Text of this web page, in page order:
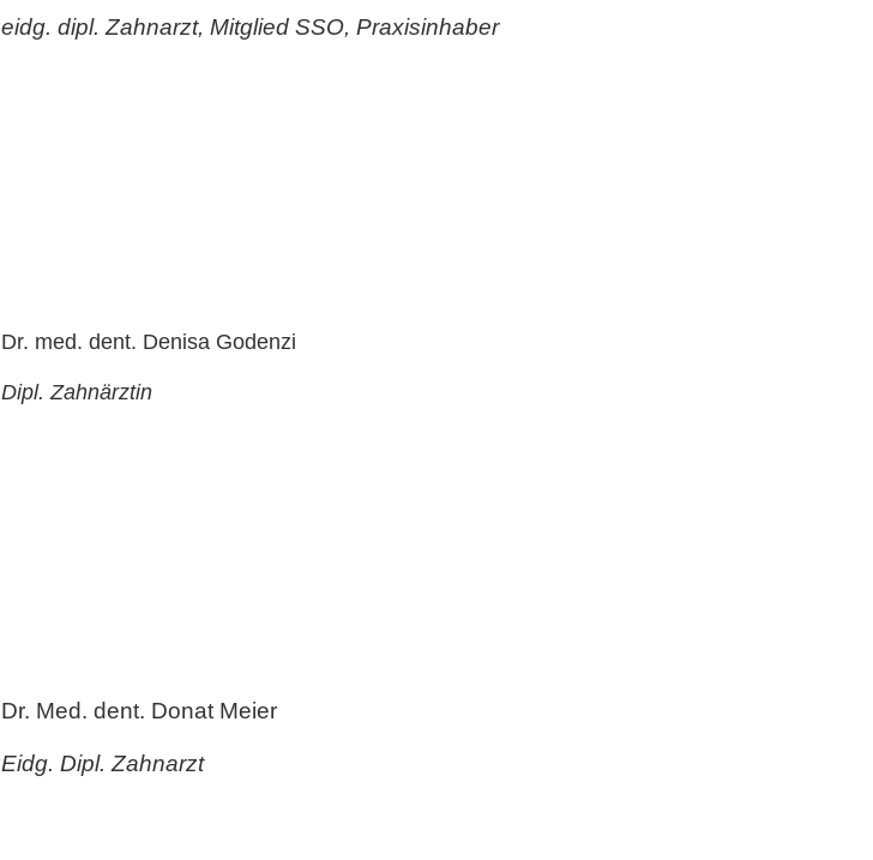
eidg. dipl. Zahnarzt, Mitglied SSO, Praxisinhaber
Dr. med. dent. Denisa Godenzi
Dipl. Zahnärztin
Dr. Med. dent. Donat Meier
Eidg. Dipl. Zahnarzt